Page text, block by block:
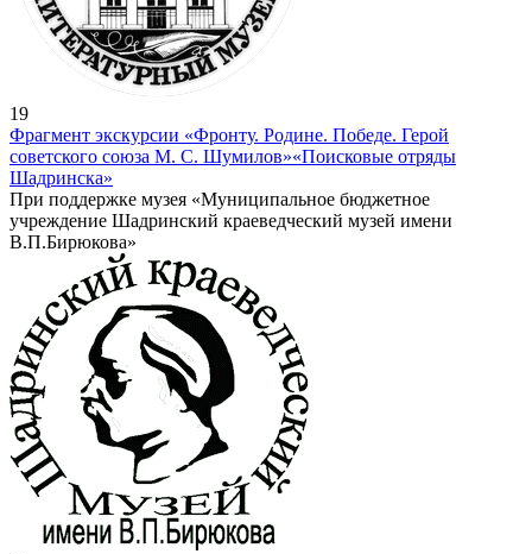
19
Фрагмент экскурсии «Фронту. Родине. Победе. Герой
советского союза М. С. Шумилов»«Поисковые отряды
Шадринска»
При поддержке музея «Муниципальное бюджетное
учреждение Шадринский краеведческий музей имени
В.П.Бирюкова»